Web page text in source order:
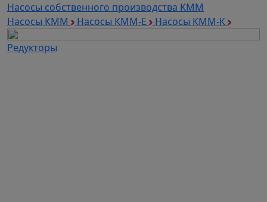
Насосы собственного производства KMM
Насосы КММ
Насосы КММ-Е
Насосы КММ-К
Редукторы